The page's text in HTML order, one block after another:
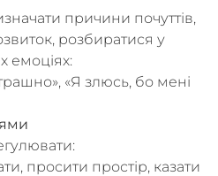
причини почуттів,
розбиратися у
емоціях:
«Я злюсь, бо мені
просити простір, казати